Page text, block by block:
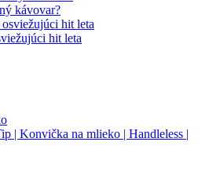
kávovar?
hit leta
| Konvička na mlieko | Handleless |